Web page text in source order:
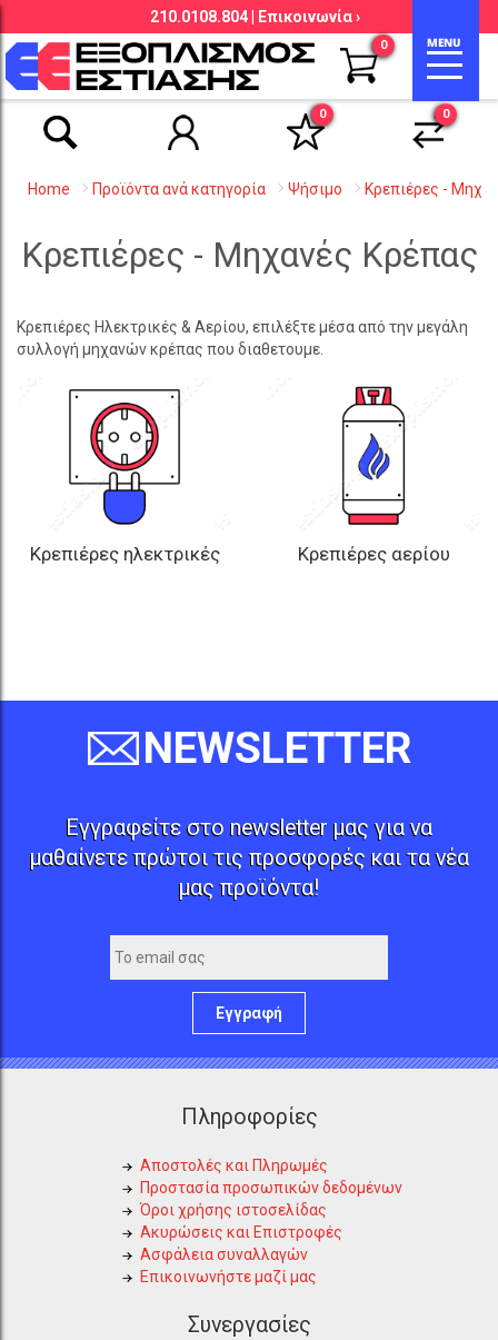
Αναζήτηση βάσει είδους, εταιρείας,
κωδικού κ.λ.π.
210.0108.804 | Επικοινωνία ›
0
0 0
Home Προϊόντα ανά κατηγορία Ψήσιμο Κρεπιέρες -
Κρεπιέρες - Μηχανές Κρέπας
Κρεπιέρες Ηλεκτρικές & Αερίου, επιλέξτε μέσα από την μεγάλη
συλλογή μηχανών κρέπας που διαθετουμε.
Κρεπιέρες ηλεκτρικές Κρεπιέρες αερίου
NEWSLETTER
Εγγραφείτε στο newsletter μας για να
μαθαίνετε πρώτοι τις προσφορές και τα νέα
μας προϊόντα!
Εγγραφή
Πληροφορίες
Αποστολές και Πληρωμές
Προστασία προσωπικών δεδομένων
Όροι χρήσης ιστοσελίδας
Ακυρώσεις και Επιστροφές
Ασφάλεια συναλλαγών
Επικοινωνήστε μαζί μας
Συνεργασίες